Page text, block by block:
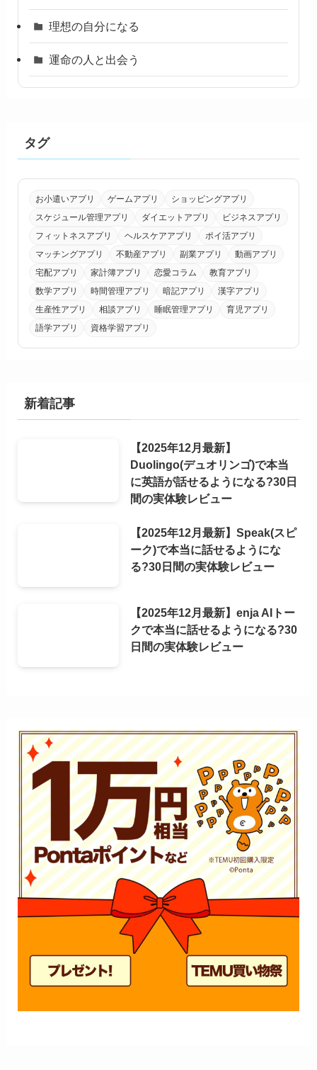
理想の自分になる
運命の人と出会う
タグ
お小遣いアプリ ゲームアプリ
ショッピングアプリ
スケジュール管理アプリ
ダイエットアプリ
ビジネスアプリ
フィットネスアプリ
ヘルスケアアプリ
ポイ活アプリ
マッチングアプリ
不動産アプリ 副業アプリ
動画アプリ
宅配アプリ
家計簿アプリ 恋愛コラム
教育アプリ
数学アプリ
時間管理アプリ 暗記アプリ
漢字アプリ
生産性アプリ
相談アプリ 睡眠管理アプリ
育児アプリ
語学アプリ
資格学習アプリ
新着記事
【2025年12月最新】
Duolingo(デュオリンゴ)で本当
に英語が話せるようになる?30日
間の実体験レビュー
【2025年12月最新】Speak(スピ
ーク)で本当に話せるようにな
る?30日間の実体験レビュー
【2025年12月最新】enja AIトー
クで本当に話せるようになる?30
日間の実体験レビュー